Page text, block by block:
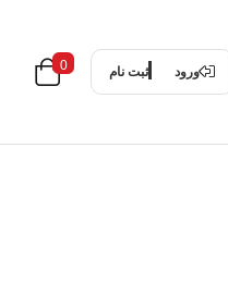
ورود ثبت نام 0